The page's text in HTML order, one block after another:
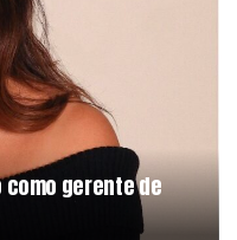
como gerente de